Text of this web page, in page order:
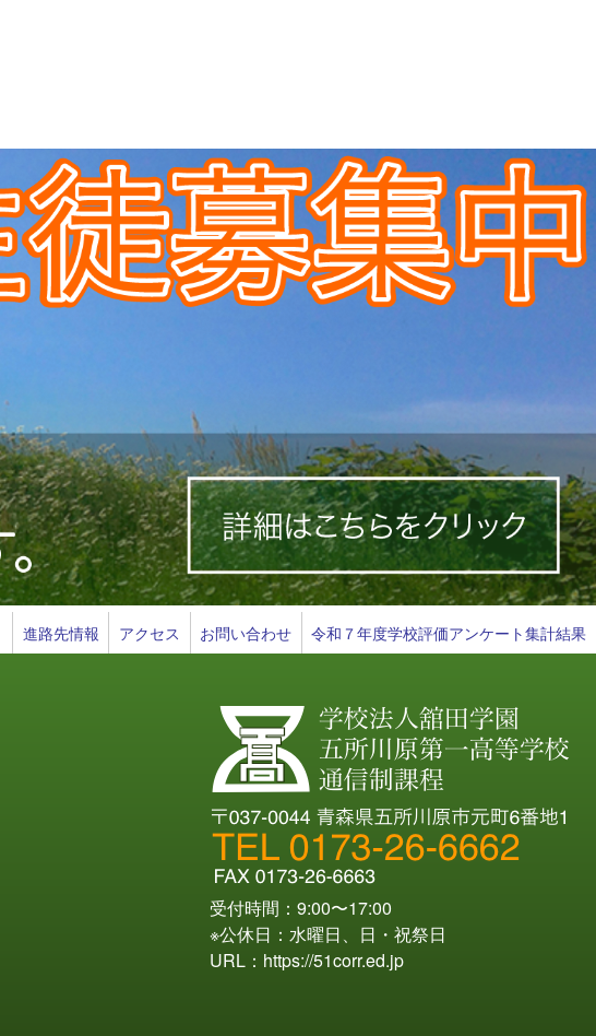
進路先情報 アクセス お問い合わせ 令和７年度学校評価アンケート集計結果
受付時間：9:00〜17:00
※公休日：水曜日、日・祝祭日
URL： https://51corr.ed.jp